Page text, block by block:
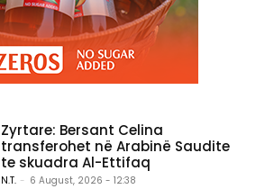
Zyrtare: Bersant Celina
transferohet në Arabinë Saudite
te skuadra Al-Ettifaq
N.T. - 6 August, 2026 - 12:38